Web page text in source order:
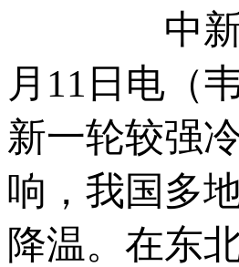
中新
月11日电（
新一轮较强
响，我国多
降温。在东